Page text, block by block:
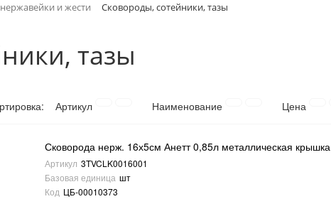
и жести Сковороды, сотейники, тазы
тазы
Артикул Наименование Цена
Сковорода нерж. 16х5см Анетт 0,85л металлическая крышка
Артикул 3TVCLK0016001
Базовая единица шт
Код ЦБ-00010373